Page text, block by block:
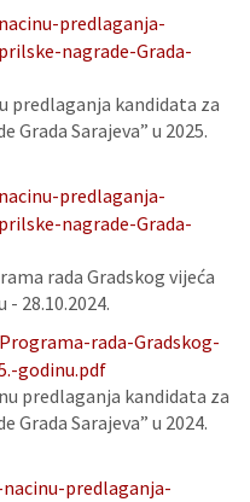
predlaganja-
nagrade-Grada-
predlaganja kandidata za
Grada Sarajeva” u 2025.
predlaganja-
nagrade-Grada-
rada Gradskog vijeća
- 28.10.2024.
rada-Gradskog-
godinu.pdf
predlaganja kandidata za
Grada Sarajeva” u 2024.
predlaganja-